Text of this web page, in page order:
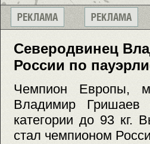
Северодвинец
России по
Чемпион Европы,
Владимир Гришаев
категории до 93 кг.
стал чемпионом